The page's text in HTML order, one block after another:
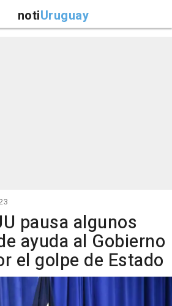
notiUruguay
pausa algunos
ayuda al Gobierno
el golpe de Estado